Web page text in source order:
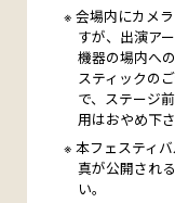
会場内にカメ
すが、出演ア
機器の場内へ
スティックの
で、ステージ
用はおやめ下さ
本フェスティ
真が公開され
い。